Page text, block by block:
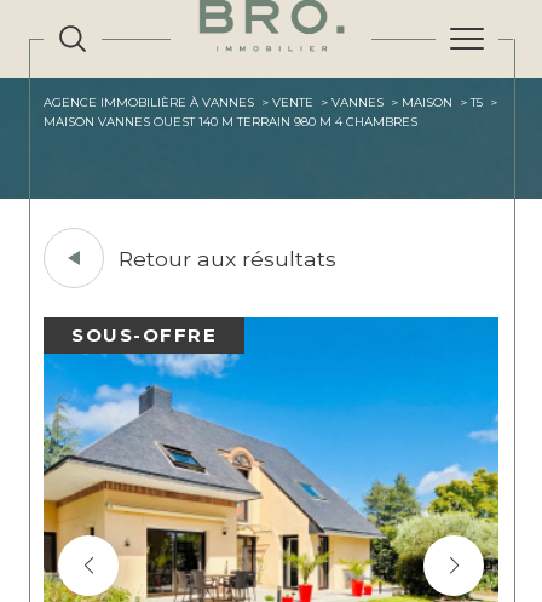
AGENCE IMMOBILIÈRE À VANNES VENTE VANNES MAISON
T5
MAISON VANNES OUEST 140 M TERRAIN 980 M 4 CHAMBRES
Retour aux résultats
SOUS-OFFRE